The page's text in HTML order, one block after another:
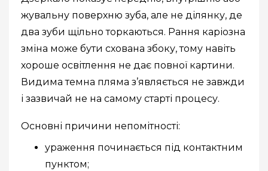
жувальну поверхню зуба, але не ділянку, де
два зуби щільно торкаються. Рання каріозна
зміна може бути схована збоку, тому навіть
хороше освітлення не дає повної картини.
Видима темна пляма з’являється не завжди
і зазвичай не на самому старті процесу.
Основні причини непомітності:
ураження починається під контактним
пунктом;